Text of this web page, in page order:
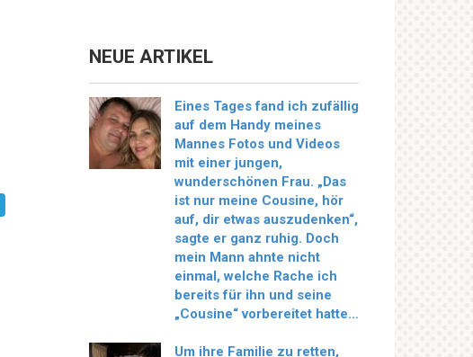
NEUE ARTIKEL
Eines Tages fand ich zufällig
auf dem Handy meines
Mannes Fotos und Videos
mit einer jungen,
wunderschönen Frau. „Das
ist nur meine Cousine, hör
auf, dir etwas auszudenken“,
sagte er ganz ruhig. Doch
mein Mann ahnte nicht
einmal, welche Rache ich
bereits für ihn und seine
„Cousine“ vorbereitet hatte…
Um ihre Familie zu retten,